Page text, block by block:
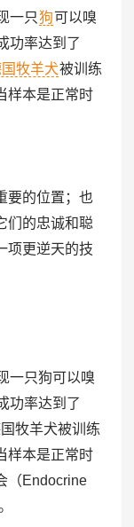
一只狗可以嗅
功率达到了
牧羊犬被训练
样本是正常时
要的位置；也
们的忠诚和聪
项更逆天的技
一只狗可以嗅
功率达到了
牧羊犬被训练
样本是正常时
（Endocrine